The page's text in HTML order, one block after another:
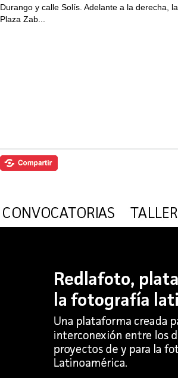
Durango y calle Solís. Adelante a la derecha, la
Plaza Zab...